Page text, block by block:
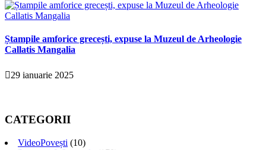
Ștampile amforice grecești, expuse la Muzeul de Arheologie
Callatis Mangalia
29 ianuarie 2025
CATEGORII
VideoPovești (10)